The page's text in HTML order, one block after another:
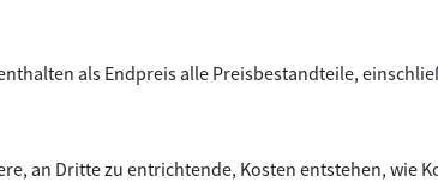
als Endpreis alle Preisbestandteile,
an Dritte zu entrichtende, Kosten entstehen, wie